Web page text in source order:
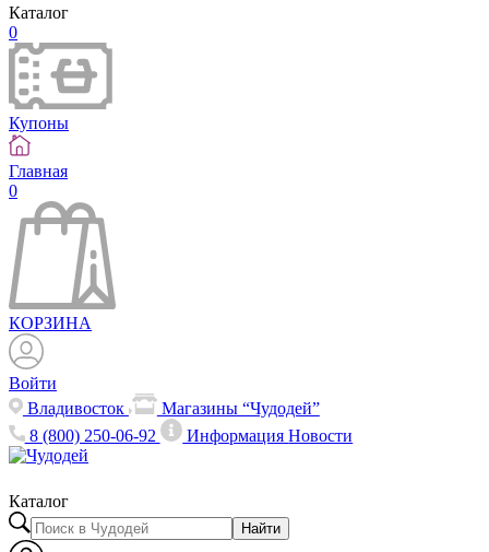
Каталог
0
Купоны
Главная
0
КОРЗИНА
Войти
Владивосток
Магазины “Чудодей”
8 (800) 250-06-92
ИнформацияНовости
Каталог
Найти